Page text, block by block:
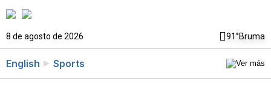
8 de agosto de 2026 91°Bruma
English Sports